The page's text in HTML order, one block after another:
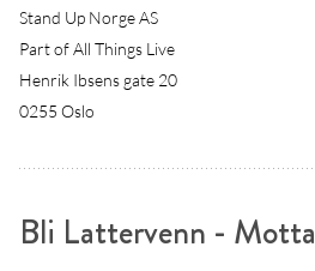
Stand Up Norge AS
Part of All Things Live
Henrik Ibsens gate 20
0255 Oslo
Bli Lattervenn -